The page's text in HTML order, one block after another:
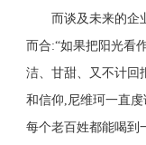
而谈及未来的企
而合:“如果把阳光看
洁、甘甜、又不计回
和信仰,尼维珂一直
每个老百姓都能喝到